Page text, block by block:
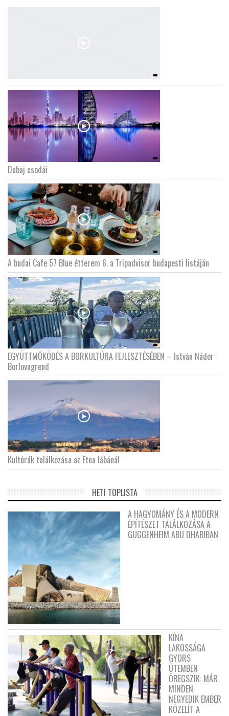
Dubaj csodái
A budai Cafe 57 Blue étterem 6. a Tripadvisor budapesti listáján
EGYÜTTMŰKÖDÉS A BORKULTÚRA FEJLESZTÉSÉBEN – István Nádor
Borlovagrend
Kultúrák találkozása az Etna lábánál
HETI TOPLISTA
A HAGYOMÁNY ÉS A MODERN
ÉPÍTÉSZET TALÁLKOZÁSA A
GUGGENHEIM ABU DHABIBAN
KÍNA
LAKOSSÁGA
GYORS
ÜTEMBEN
ÖREGSZIK: MÁR
MINDEN
NEGYEDIK EMBER
KÖZELÍT A